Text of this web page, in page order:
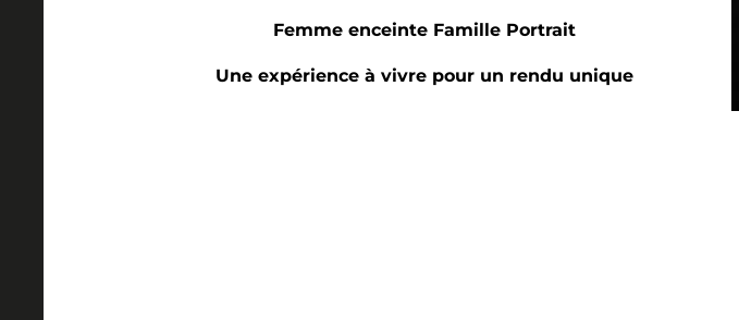
Femme enceinte Famille Portrait
Une expérience à vivre pour un rendu unique